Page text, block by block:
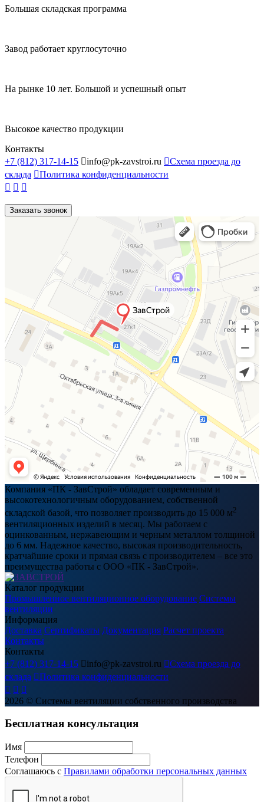
Большая складская программа
Завод работает круглосуточно
На рынке 10 лет. Большой и успешный опыт
Высокое качество продукции
Контакты
+7 (812) 317-14-15 info@pk-zavstroi.ru Схема проезда до
склада Политика конфиденциальности
  
Заказать звонок
Компания «ПК - ЗавСтрой» обладает современным и
высокотехнологичным оборудованием, собственной
складской базой, что позволяет производить до 15 000 м2
вентиляционных изделий в месяц. Мы работаем с
оцинкованным, нержавеющим и черным металлом толщиной
до 6 мм. Надежное качество, высокая производительность,
кратчайшие сроки и прямая связь с производителем – все это
преимущества работы с ООО «ПК - ЗавСтрой».
Каталог продукции
Промышленное вентиляционное оборудование Системы
вентиляции
Информация
Доставка Сертификаты Документация Расчет проекта
Контакты
Контакты
+7 (812) 317-14-15  info@pk-zavstroi.ru Схема проезда до
склада Политика конфиденциальности
  
2026 © Системы вентиляции собственного производства
Бесплатная консультация
Имя
Телефон
Соглашаюсь с Правилами обработки персональных данных